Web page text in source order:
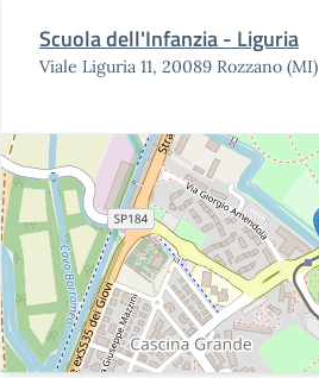
Scuola dell'Infanzia - Liguria
Viale Liguria 11, 20089 Rozzano (MI)